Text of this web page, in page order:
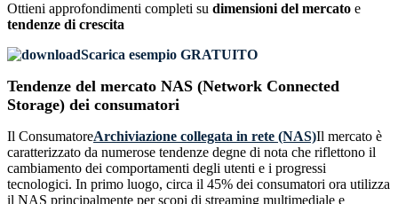
Ottieni approfondimenti completi su dimensioni del mercato e
tendenze di crescita
Scarica esempio GRATUITO
Tendenze del mercato NAS (Network Connected
Storage) dei consumatori
Il ConsumatoreArchiviazione collegata in rete (NAS)Il mercato è
caratterizzato da numerose tendenze degne di nota che riflettono il
cambiamento dei comportamenti degli utenti e i progressi
tecnologici. In primo luogo, circa il 45% dei consumatori ora utilizza
il NAS principalmente per scopi di streaming multimediale e